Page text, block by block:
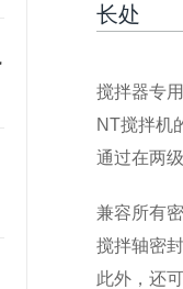
长处
搅拌器专
NT搅拌机
通过在两
兼容所有
搅拌轴密
此外，还